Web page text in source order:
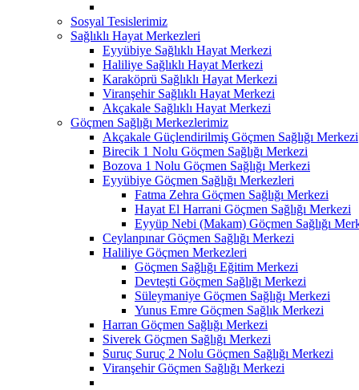
Sosyal Tesislerimiz
Sağlıklı Hayat Merkezleri
Eyyübiye Sağlıklı Hayat Merkezi
Haliliye Sağlıklı Hayat Merkezi
Karaköprü Sağlıklı Hayat Merkezi
Viranşehir Sağlıklı Hayat Merkezi
Akçakale Sağlıklı Hayat Merkezi
Göçmen Sağlığı Merkezlerimiz
Akçakale Güçlendirilmiş Göçmen Sağlığı Merkezi
Birecik 1 Nolu Göçmen Sağlığı Merkezi
Bozova 1 Nolu Göçmen Sağlığı Merkezi
Eyyübiye Göçmen Sağlığı Merkezleri
Fatma Zehra Göçmen Sağlığı Merkezi
Hayat El Harrani Göçmen Sağlığı Merkezi
Eyyüp Nebi (Makam) Göçmen Sağlığı
Ceylanpınar Göçmen Sağlığı Merkezi
Haliliye Göçmen Merkezleri
Göçmen Sağlığı Eğitim Merkezi
Devteşti Göçmen Sağlığı Merkezi
Süleymaniye Göçmen Sağlığı Merkezi
Yunus Emre Göçmen Sağlık Merkezi
Harran Göçmen Sağlığı Merkezi
Siverek Göçmen Sağlığı Merkezi
Suruç Suruç 2 Nolu Göçmen Sağlığı Merkezi
Viranşehir Göçmen Sağlığı Merkezi